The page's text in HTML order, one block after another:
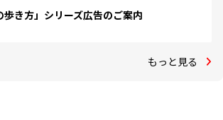
歩き方」シリーズ広告のご案内
もっと見る